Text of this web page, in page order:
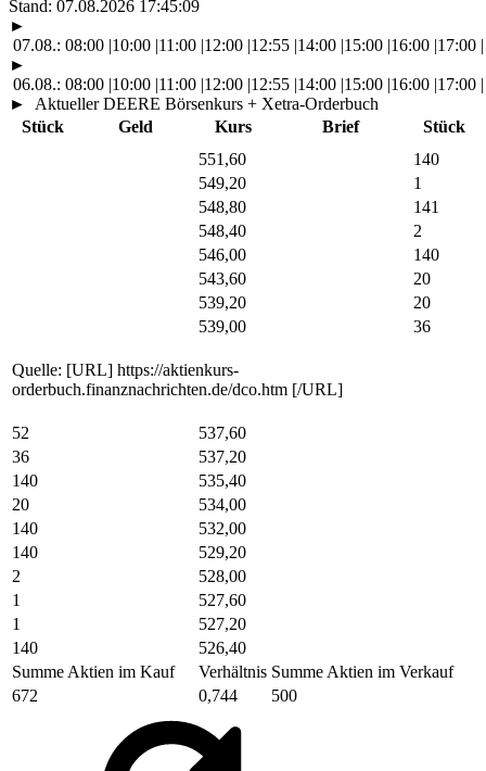
Stand: 07.08.2026 17:45:09
►
07.08.: 08:00 |10:00 |11:00 |12:00 |12:55 |14:00 |15:00 |16:00 |17:00 |
►
06.08.: 08:00 |10:00 |11:00 |12:00 |12:55 |14:00 |15:00 |16:00 |17:00 |
►
Aktueller DEERE Börsenkurs + Xetra-Orderbuch
Stück
Geld Kurs Brief
Stück
551,60
140
549,20
1
548,80
141
548,40
2
546,00
140
543,60
20
539,20
20
539,00
36
Quelle: [URL] https://aktienkurs-
orderbuch.finanznachrichten.de/dco.htm [/URL]
52
537,60
36
537,20
140
535,40
20
534,00
140
532,00
140
529,20
2
528,00
1
527,60
1
527,20
140
526,40
Summe Aktien im Kauf
Verhältnis Summe Aktien im Verkauf
672
0,744 500